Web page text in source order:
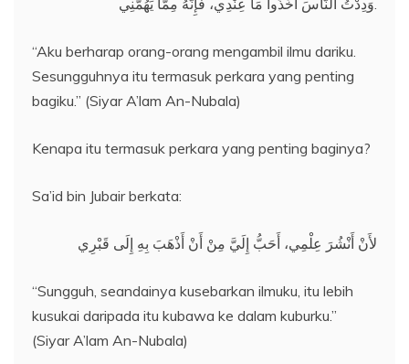
وَدِدْتُ النَّاسَ أَخَذُوا مَا عِنْدِي، فَإِنَّهُ مِمَّا يَهُمُّنِي.
“Aku berharap orang-orang mengambil ilmu dariku.
Sesungguhnya itu termasuk perkara yang penting
bagiku.” (Siyar A’lam An-Nubala)
Kenapa itu termasuk perkara yang penting baginya?
Sa’id bin Jubair berkata:
لأَنْ أَنْشُرَ عِلْمِي، أَحَبُّ إِلَيَّ مِنْ أَنْ أَذْهَبَ بِهِ إِلَى قَبْرِي
“Sungguh, seandainya kusebarkan ilmuku, itu lebih
kusukai daripada itu kubawa ke dalam kuburku.”
(Siyar A’lam An-Nubala)